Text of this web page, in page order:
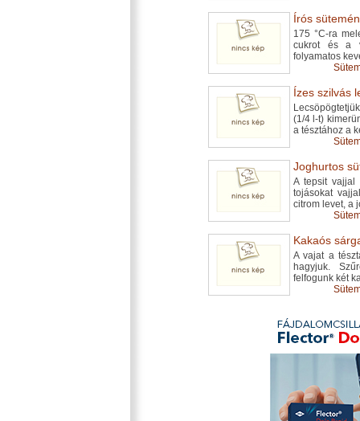
Írós
175 °C-ra
cukrot és a
folyamatos
Ízes szilvás
(1/4 l-t)
a tésztához a
Joghurtos
A tepsit vajjal
tojásokat
citrom levet, a
Kakaós
A vajat a
hagyjuk.
felfogunk két